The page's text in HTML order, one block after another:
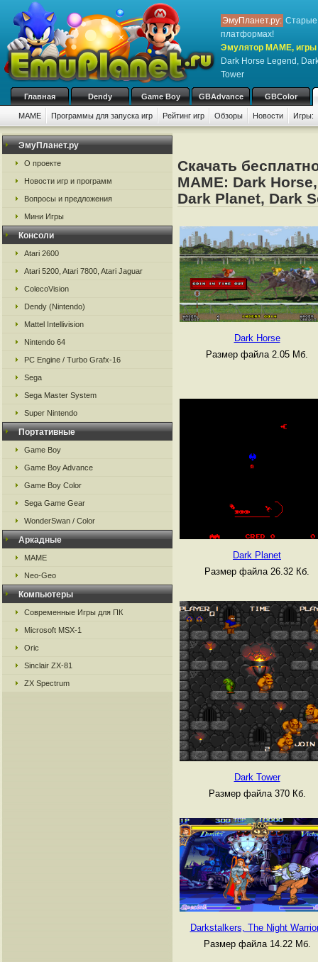
ЭмуПланет.ру: Старые
платформах!
Эмулятор MAME,
Dark Horse Legend,
Tower
Главная Dendy Game Boy GBAdvance GBColor
MAME Программы для запуска игр Рейтинг игр Обзоры Новости Игры:
ЭмуПланет.ру
О проекте
Новости игр и программ
Вопросы и предложения
Мини Игры
Консоли
Atari 2600
Atari 5200, Atari 7800, Atari Jaguar
ColecoVision
Dendy (Nintendo)
Mattel Intellivision
Nintendo 64
PC Engine / Turbo Grafx-16
Sega
Sega Master System
Super Nintendo
Портативные
Game Boy
Game Boy Advance
Game Boy Color
Sega Game Gear
WonderSwan / Color
Аркадные
MAME
Neo-Geo
Компьютеры
Современные Игры для ПК
Microsoft MSX-1
Oric
Sinclair ZX-81
ZX Spectrum
Скачать
MAME: Dark
Dark Planet, Dark
Dark Horse
Размер файла 2.05 Мб.
Dark Planet
Размер файла 26.32 Кб.
Dark Tower
Размер файла 370 Кб.
Darkstalkers, The Night
Размер файла 14.22 Мб.